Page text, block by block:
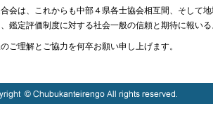
会は、これからも中部４県各士協会相互間、そして
鑑定評価制度に対する社会一般の信頼と期待に報い
ご理解とご協力を何卒お願い申し上げます。